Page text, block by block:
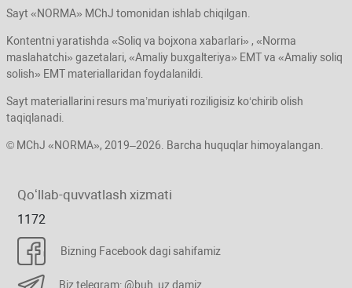
Sayt «NORMA» MChJ tomonidan ishlab chiqilgan.
Kontentni yaratishda «Soliq va bojхona хabarlari» , «Norma
maslahatchi» gazetalari, «Amaliy buхgalteriya» EMT va «Amaliy soliq
solish» EMT materiallaridan foydalanildi.
Sayt materiallarini resurs ma’muriyati roziligisiz koʻchirib olish
taqiqlanadi.
© MChJ «NORMA», 2019–2026. Barcha huquqlar himoyalangan.
Qoʻllab-quvvatlash хizmati
1172
Bizning Facebook dagi sahifamiz
Biz telegram: @buh_uz damiz